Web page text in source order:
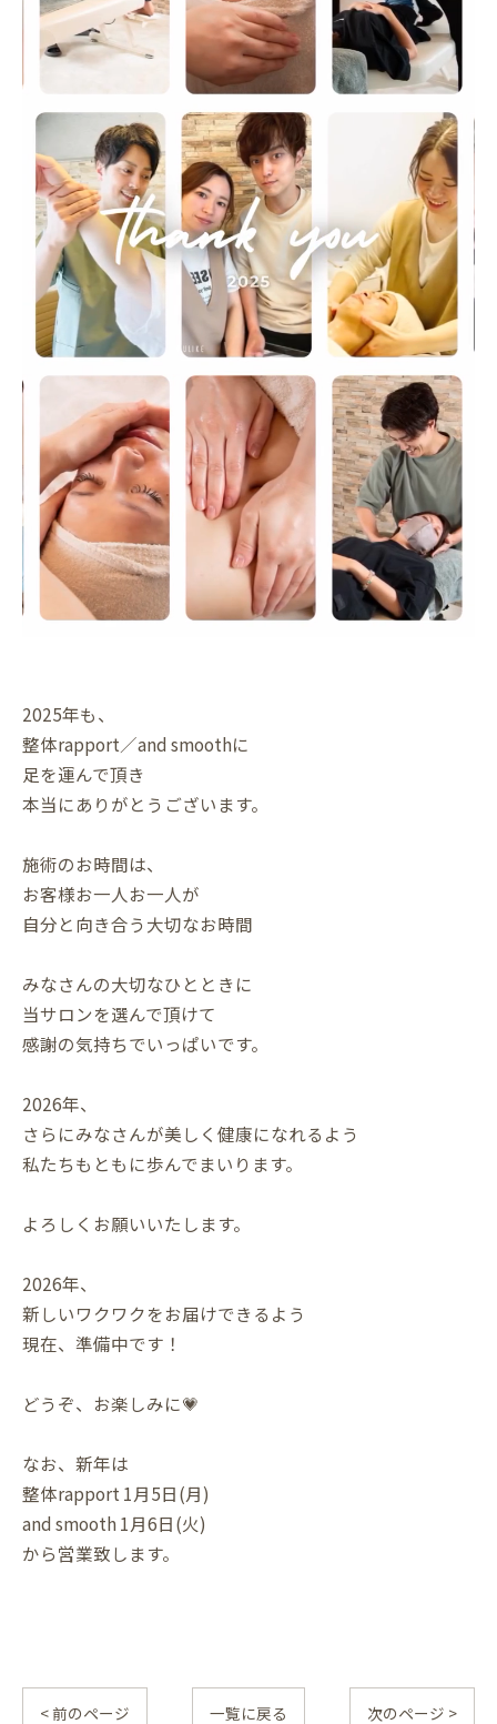
2025年も、
整体rapport／and smoothに
足を運んで頂き
本当にありがとうございます。
施術のお時間は、
お客様お一人お一人が
自分と向き合う大切なお時間
みなさんの大切なひとときに
当サロンを選んで頂けて
感謝の気持ちでいっぱいです。
2026年、
さらにみなさんが美しく健康になれるよう
私たちもともに歩んでまいります。
よろしくお願いいたします。
2026年、
新しいワクワクをお届けできるよう
現在、準備中です！
どうぞ、お楽しみに💗
なお、新年は
整体rapport 1月5日(月)
and smooth 1月6日(火)
から営業致します。
< 前のページ 一覧に戻る 次のページ >